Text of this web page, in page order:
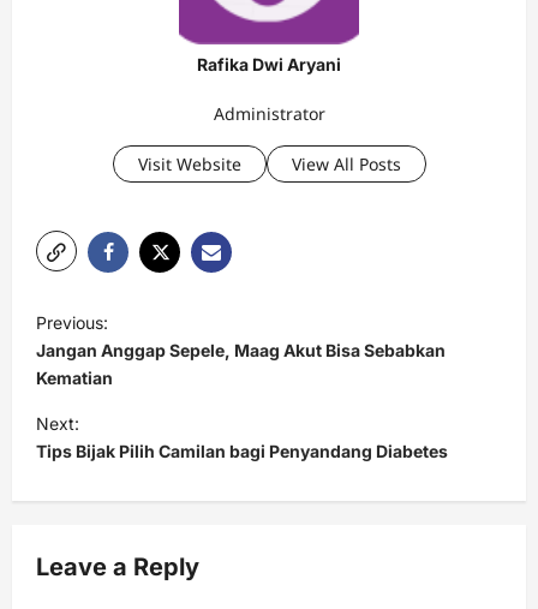
Rafika Dwi Aryani
Administrator
Visit Website View All Posts
o
s
t
n
a
i
Previous:
Jangan Anggap Sepele, Maag Akut Bisa Sebabkan
Kematian
Next:
Tips Bijak Pilih Camilan bagi Penyandang Diabetes
Leave a Reply